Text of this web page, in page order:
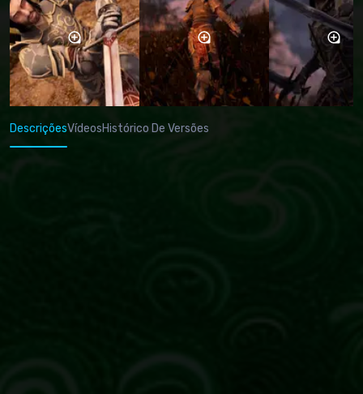
DescriçõesVídeosHistórico De Versões